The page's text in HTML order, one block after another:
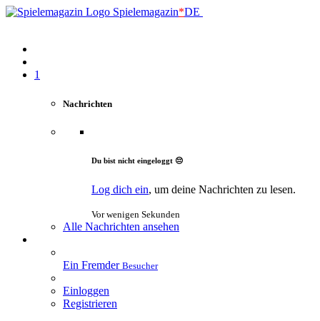
Spielemagazin*DE
1
Nachrichten
Du bist nicht eingeloggt 😔
Log dich ein, um deine Nachrichten zu lesen.
Vor wenigen Sekunden
Alle Nachrichten ansehen
Ein Fremder Besucher
Einloggen
Registrieren